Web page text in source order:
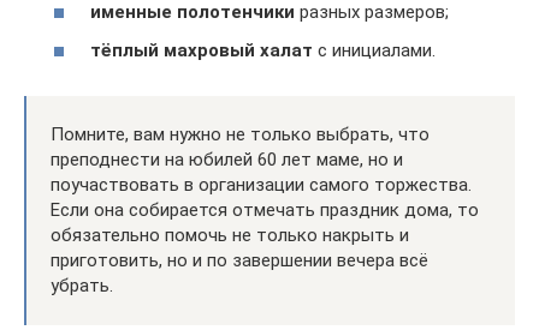
именные полотенчики разных размеров;
тёплый махровый халат с инициалами.
Помните, вам нужно не только выбрать, что
преподнести на юбилей 60 лет маме, но и
поучаствовать в организации самого торжества.
Если она собирается отмечать праздник дома, то
обязательно помочь не только накрыть и
приготовить, но и по завершении вечера всё
убрать.